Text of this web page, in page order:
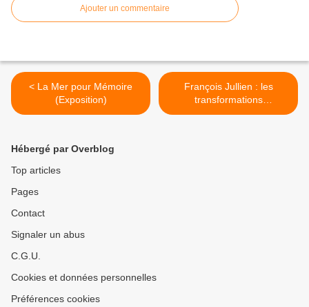
Ajouter un commentaire
< La Mer pour Mémoire
(Exposition)
François Jullien : les
transformations
silencieuses >
Hébergé par Overblog
Top articles
Pages
Contact
Signaler un abus
C.G.U.
Cookies et données personnelles
Préférences cookies